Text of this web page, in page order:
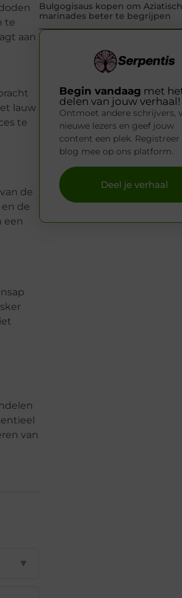
te
aan
lauw
te
de
de
een
van
▼
Bulgogisaus kopen om
marinades beter te begrijpen
Begin vandaag met
delen van jouw verhaal!
Ontmoet andere schrijvers,
nieuwe lezers en geef jouw
content een plek. Registreer
blog mee op ons platform.
Deel je verhaal